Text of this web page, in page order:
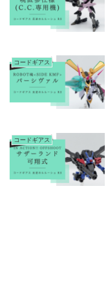
コードギアス
コードギアス